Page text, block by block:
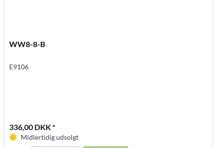
WW8-8-B
E9106
336,00 DKK *
Midlertidig udsolgt